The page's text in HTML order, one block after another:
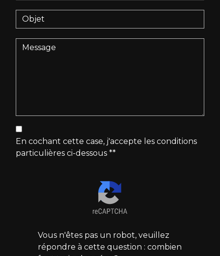
En cochant cette case, j'accepte les conditions
particulières ci-dessous **
Vous n'êtes pas un robot, veuillez
répondre à cette question : combien